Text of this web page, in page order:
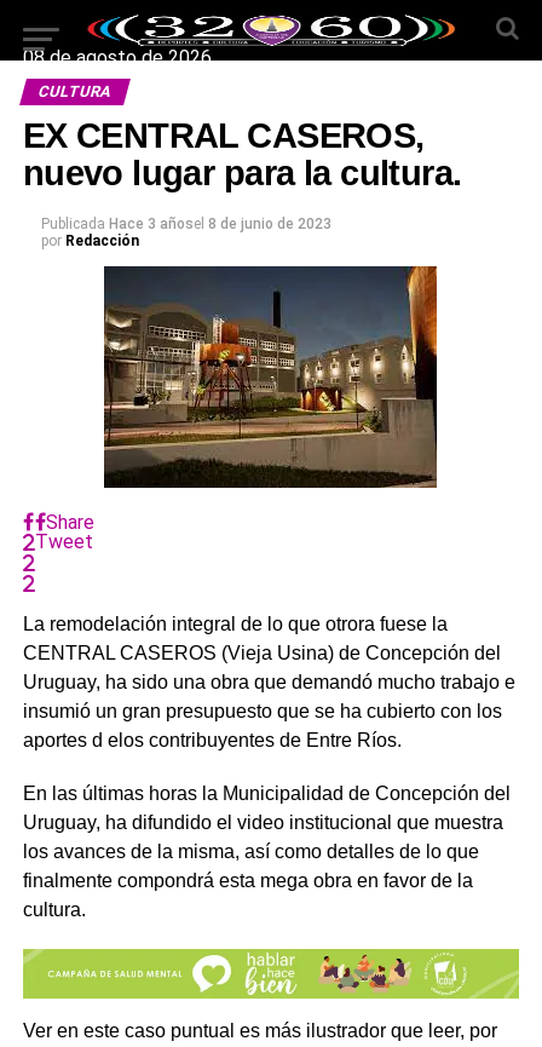
08 de agosto de 2026
CULTURA
EX CENTRAL CASEROS,
nuevo lugar para la cultura.
Publicada Hace 3 añosel 8 de junio de 2023
por Redacción
Share
Tweet
La remodelación integral de lo que otrora fuese la
CENTRAL CASEROS (Vieja Usina) de Concepción del
Uruguay, ha sido una obra que demandó mucho trabajo e
insumió un gran presupuesto que se ha cubierto con los
aportes d elos contribuyentes de Entre Ríos.
En las últimas horas la Municipalidad de Concepción del
Uruguay, ha difundido el video institucional que muestra
los avances de la misma, así como detalles de lo que
finalmente compondrá esta mega obra en favor de la
cultura.
Ver en este caso puntual es más ilustrador que leer, por